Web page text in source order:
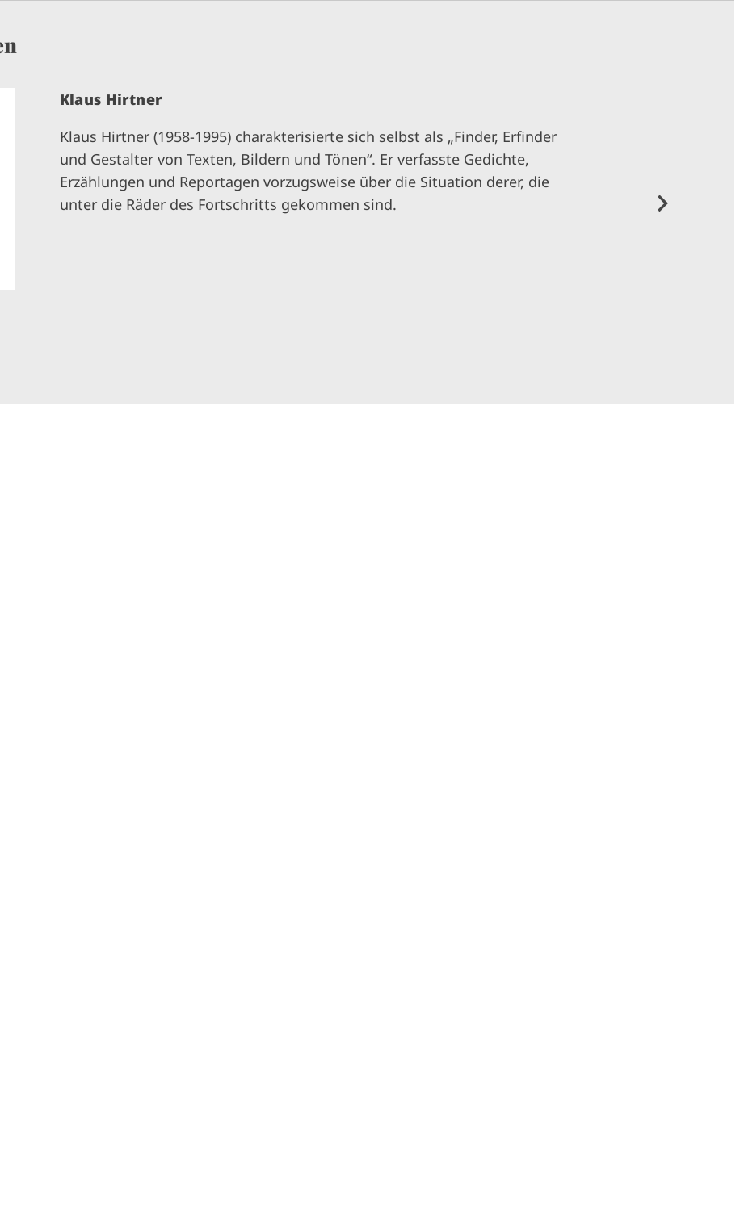
Klaus Hirtner
Klaus Hirtner (1958-1995) charakterisierte sich selbst als „Finder, Erfinder
und Gestalter von Texten, Bildern und Tönen“. Er verfasste Gedichte,
Erzählungen und Reportagen vorzugsweise über die Situation derer, die
unter die Räder des Fortschritts gekommen sind.